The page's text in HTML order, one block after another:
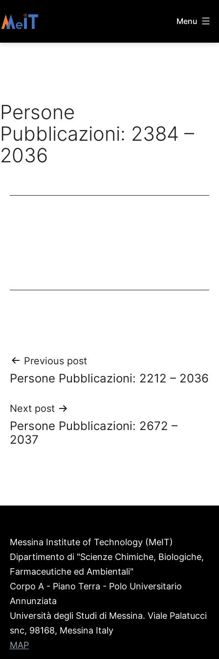
to
content
Menu
Persone
Pubblicazioni: 2384 –
2036
Post
navigation
Previous post
Persone Pubblicazioni: 2212 – 2036
Next post
Persone Pubblicazioni: 2672 –
2037
Messina Institute of Technology (MeIT)
Dipartimento di "Scienze Chimiche, Biologiche,
Farmaceutiche ed Ambientali"
Corpo A - Piano Terra - Polo Universitario
Annunziata
Università degli Studi di Messina. Viale Palatucci
snc, 98168, Messina Italy
MAP